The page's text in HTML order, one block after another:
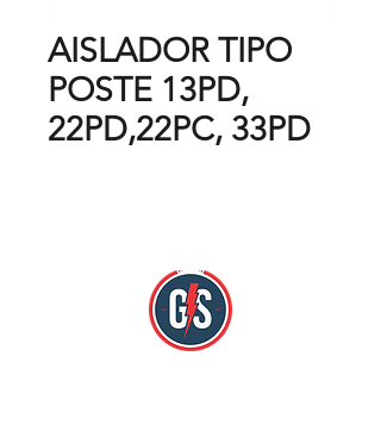
AISLADOR TIPO
POSTE 13PD,
22PD,22PC, 33PD